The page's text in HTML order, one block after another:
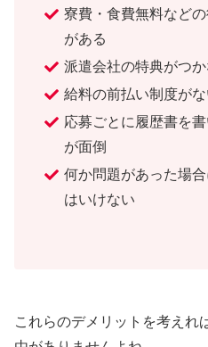
寮費・食費無料など
がある
派遣会社の特典がつ
給料の前払い制度がな
応募ごとに履歴書を
が面倒
何か問題があった場
はいけない
これらのデメリットを考えれ